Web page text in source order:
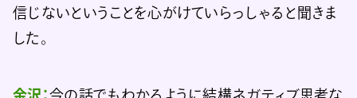
信じないということを心がけていらっしゃると聞きま
した。